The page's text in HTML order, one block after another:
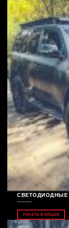
СВЕТОДИОДНЫЕ
УЗНАТЬ БОЛЬШЕ